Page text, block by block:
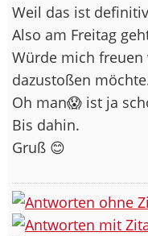
Weil das ist
Also am Freitag
Würde mich
dazustoßen
Oh man😱 ist ja
Bis dahin.
Gruß 😊